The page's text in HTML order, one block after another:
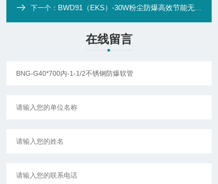
下一个： BWD91（EKS）-30W粉尘防爆高效节能无极灯
在线留言